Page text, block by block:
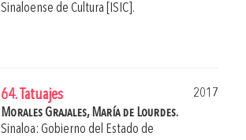
Sinaloense de Cultura [ISIC].
64. Tatuajes
2017
Morales Grajales, María de Lourdes.
Sinaloa: Gobierno del Estado de